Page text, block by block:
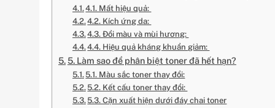
4.1. Mất hiệu quả:
4.2. Kích ứng da:
4.3. Đổi màu và mùi hương:
4.4. Hiệu quả kháng khuẩn giảm:
5. Làm sao để phân biệt toner đã hết hạn?
5.1. Màu sắc toner thay đổi:
5.2. Kết cấu toner thay đổi:
5.3. Cặn xuất hiện dưới đáy chai toner